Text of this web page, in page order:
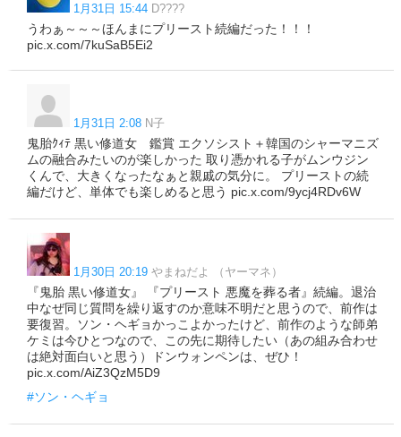
1月31日 15:44 D????
うわぁ～～～ほんまにプリースト続編だった！！！
pic.x.com/7kuSaB5Ei2
1月31日 2:08 N子
鬼胎ｸｨﾃ 黒い修道女 鑑賞 エクソシスト＋韓国のシャーマニズ
ムの融合みたいのが楽しかった 取り憑かれる子がムンウジン
くんで、大きくなったなぁと親戚の気分に。 プリーストの続
編だけど、単体でも楽しめると思う pic.x.com/9ycj4RDv6W
1月30日 20:19 やまねだよ （ヤーマネ）
『鬼胎 黒い修道女』 『プリースト 悪魔を葬る者』続編。退治
中なぜ同じ質問を繰り返すのか意味不明だと思うので、前作は
要復習。ソン・ヘギョかっこよかったけど、前作のような師弟
ケミは今ひとつなので、この先に期待したい（あの組み合わせ
は絶対面白いと思う）ドンウォンペンは、ぜひ！
pic.x.com/AiZ3QzM5D9
#ソン・ヘギョ